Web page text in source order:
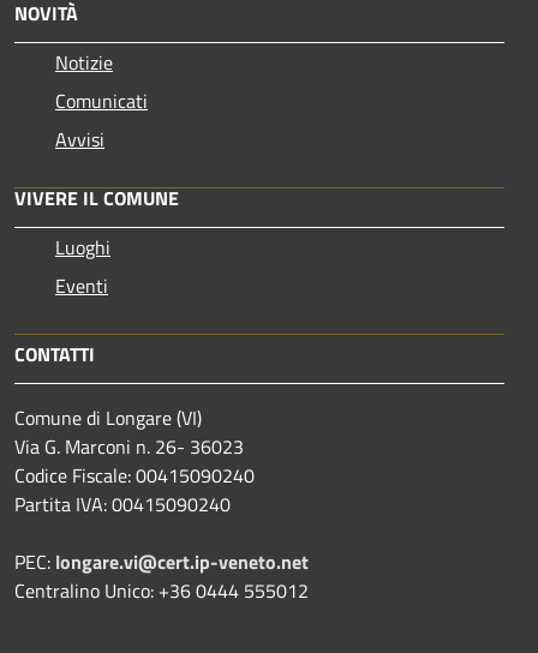
NOVITÀ
Notizie
Comunicati
Avvisi
VIVERE IL COMUNE
Luoghi
Eventi
CONTATTI
Comune di Longare (VI)
Via G. Marconi n. 26- 36023
Codice Fiscale: 00415090240
Partita IVA: 00415090240
PEC: longare.vi@cert.ip-veneto.net
Centralino Unico: +36 0444 555012